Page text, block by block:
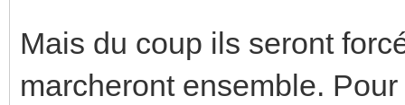
Mais du coup ils seront
marcheront ensemble.